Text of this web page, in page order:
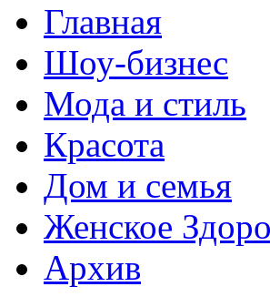
Главная
Шоу-бизнес
Мода и стиль
Красота
Дом и семья
Женское
Архив